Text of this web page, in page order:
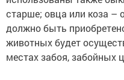
старше; овца или коза –
должно быть
животных будет
местах забоя, забойных